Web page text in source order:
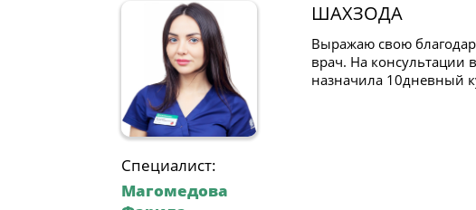
Специалист:
Магомедова
ШАХЗОДА
Выражаю свою
врач. На консультации
назначила 10дневный